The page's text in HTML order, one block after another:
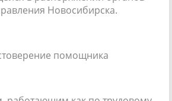
Новосибирска.
помощника